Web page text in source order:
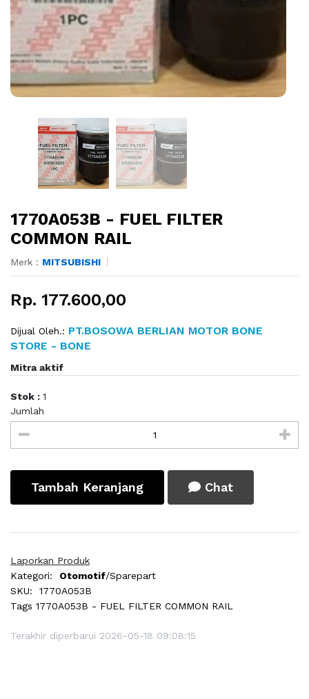
1770A053B - FUEL FILTER
COMMON RAIL
Merk : MITSUBISHI
Rp. 177.600,00
Dijual Oleh.: PT.BOSOWA BERLIAN MOTOR BONE
STORE - BONE
Mitra aktif
Stok : 1
Jumlah
Tambah Keranjang Chat
Laporkan Produk
Kategori:
Otomotif/Sparepart
SKU:
1770A053B
Tags 1770A053B - FUEL FILTER COMMON RAIL
Terakhir diperbarui 2026-05-18 09:08:15